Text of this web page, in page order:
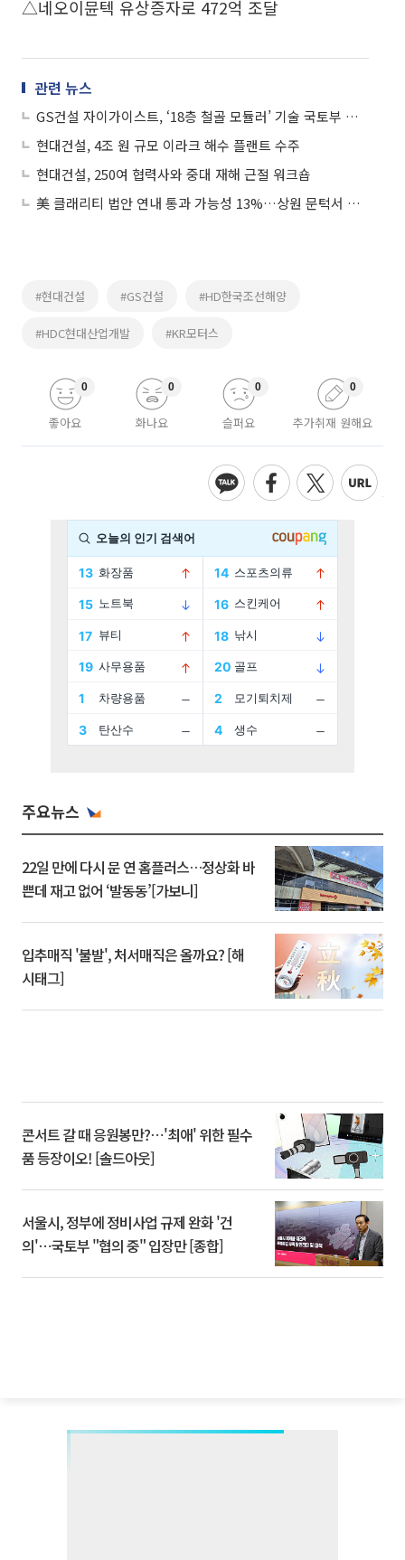
△네오이뮨텍 유상증자로 472억 조달
관련 뉴스
GS건설 자이가이스트, ‘18층 철골 모듈러’ 기술 국토부 인정 획득
현대건설, 4조 원 규모 이라크 해수 플랜트 수주
현대건설, 250여 협력사와 중대 재해 근절 워크숍
美 클래리티 법안 연내 통과 가능성 13%…상원 문턱서 제동
#현대건설 #GS건설 #HD한국조선해양
#HDC현대산업개발 #KR모터스
좋아요
0
화나요
0
슬퍼요
0
추가취재 원해요
0
주요뉴스
22일 만에 다시 문 연 홈플러스…정상화 바
쁜데 재고 없어 ‘발동동’[가보니]
입추매직 '불발', 처서매직은 올까요? [해
시태그]
콘서트 갈 때 응원봉만?⋯'최애' 위한 필수
품 등장이오! [솔드아웃]
서울시, 정부에 정비사업 규제 완화 '건
의'⋯국토부 "협의 중" 입장만 [종합]